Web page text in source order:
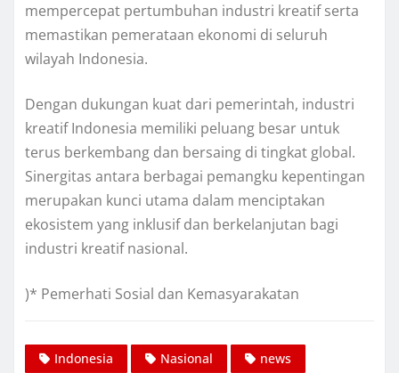
mempercepat pertumbuhan industri kreatif serta
memastikan pemerataan ekonomi di seluruh
wilayah Indonesia.
Dengan dukungan kuat dari pemerintah, industri
kreatif Indonesia memiliki peluang besar untuk
terus berkembang dan bersaing di tingkat global.
Sinergitas antara berbagai pemangku kepentingan
merupakan kunci utama dalam menciptakan
ekosistem yang inklusif dan berkelanjutan bagi
industri kreatif nasional.
)* Pemerhati Sosial dan Kemasyarakatan
Indonesia Nasional
news